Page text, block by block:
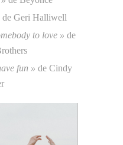
de Geri Halliwell
to love » de
fun » de Cindy